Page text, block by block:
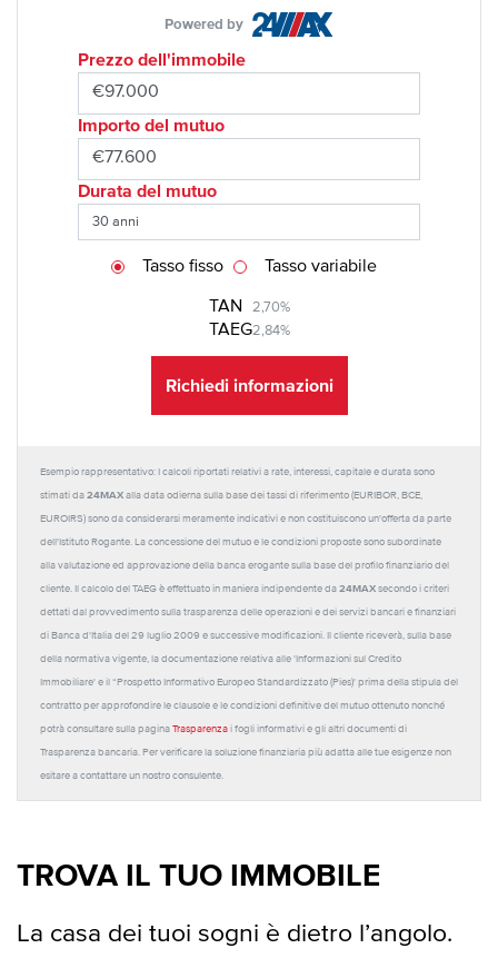
Powered by
Prezzo dell'immobile
Importo del mutuo
Durata del mutuo
TAN 2,70%
TAEG2,84%
Tasso fisso Tasso variabile
Richiedi informazioni
Esempio rappresentativo: I calcoli riportati relativi a rate, interessi, capitale e durata sono
stimati da 24MAX alla data odierna sulla base dei tassi di riferimento (EURIBOR, BCE,
EUROIRS) sono da considerarsi meramente indicativi e non costituiscono un'offerta da parte
dell'Istituto Rogante. La concessione del mutuo e le condizioni proposte sono subordinate
alla valutazione ed approvazione della banca erogante sulla base del profilo finanziario del
cliente. Il calcolo del TAEG è effettuato in maniera indipendente da 24MAX secondo i criteri
dettati dal provvedimento sulla trasparenza delle operazioni e dei servizi bancari e finanziari
di Banca d'Italia del 29 luglio 2009 e successive modificazioni. Il cliente riceverà, sulla base
della normativa vigente, la documentazione relativa alle 'Informazioni sul Credito
Immobiliare' e il “Prospetto Informativo Europeo Standardizzato (Pies)' prima della stipula del
contratto per approfondire le clausole e le condizioni definitive del mutuo ottenuto nonché
potrà consultare sulla pagina Trasparenza i fogli informativi e gli altri documenti di
Trasparenza bancaria. Per verificare la soluzione finanziaria più adatta alle tue esigenze non
esitare a contattare un nostro consulente.
TROVA IL TUO IMMOBILE
La casa dei tuoi sogni è dietro l’angolo.